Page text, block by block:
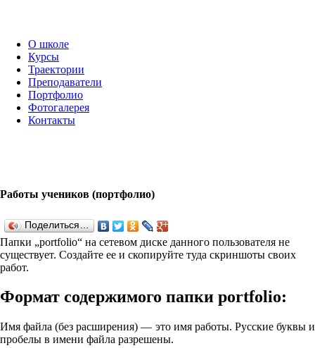
О школе
Курсы
Траектории
Преподаватели
Портфолио
Фотогалерея
Контакты
Работы учеников (портфолио)
Поделиться…
Папки „port­fo­lio“ на сетевом диске данного пользователя не
существует. Создайте ее и скопируйте туда скриншоты своих
работ.
Формат содержимого папки port­fo­lio:
Имя файла (без расширения) — это имя работы. Русские буквы и
пробелы в имени файла разрешены.